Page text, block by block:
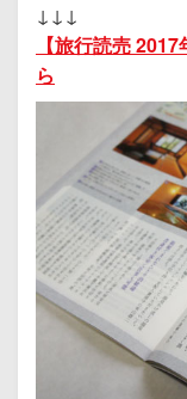
↓↓↓
【旅行読売
ら